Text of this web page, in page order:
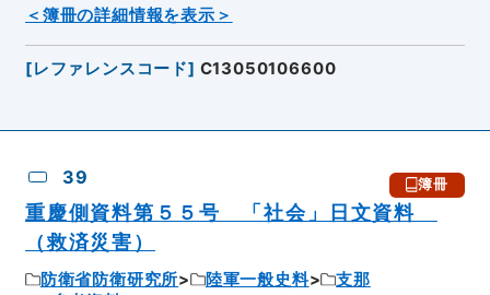
＜簿冊の詳細情報を表示＞
[レファレンスコード] C13050106600
39 簿冊
重慶側資料第５５号 「社会」日文資料
（救済災害）
防衛省防衛研究所 陸軍一般史料
支那